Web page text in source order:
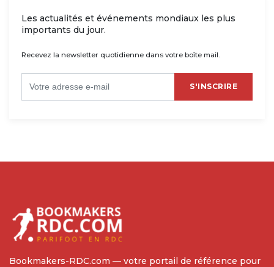
Les actualités et événements mondiaux les plus
importants du jour.
Recevez la newsletter quotidienne dans votre boîte mail.
S'INSCRIRE
Bookmakers-RDC.com — votre portail de référence pour